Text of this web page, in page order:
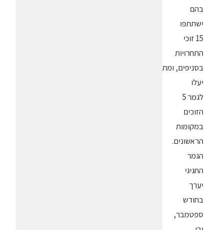
בהם
ישתתפו
15 זוכי
התחרויות
בסניפים, ומתוכם
יעלו
לגמר 5
הזוכים
במקומות
הראשונים.
הגמר
החגיגי
יערך
בחודש
ספטמבר,